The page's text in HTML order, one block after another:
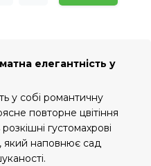
елегантність у
у собі романтичну
повторне цвітіння
густомахрові
який наповнює сад